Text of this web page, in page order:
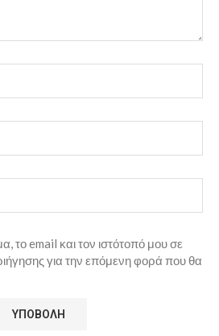
το email και τον ιστότοπό μου σε
για την επόμενη φορά που θα